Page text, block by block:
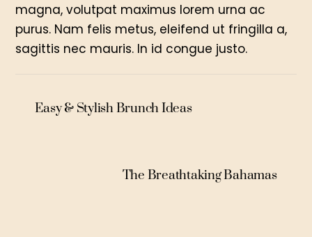
magna, volutpat maximus lorem urna ac
purus. Nam felis metus, eleifend ut fringilla a,
sagittis nec mauris. In id congue justo.
Easy & Stylish Brunch Ideas
The Breathtaking Bahamas